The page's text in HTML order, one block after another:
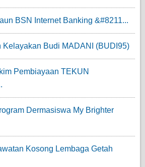
BSN Internet Banking &#8211...
Kelayakan Budi MADANI (BUDI95)
Pembiayaan TEKUN
Dermasiswa My Brighter
Kosong Lembaga Getah